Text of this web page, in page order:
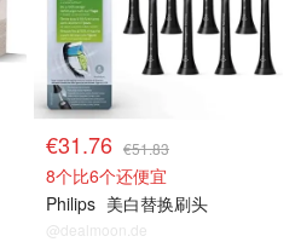
€31.76 €51.83
8个比6个还便宜
Philips 美白替换刷头
@dealmoon.de